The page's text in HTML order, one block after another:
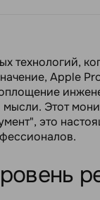
технологий,
Apple
Этот
это